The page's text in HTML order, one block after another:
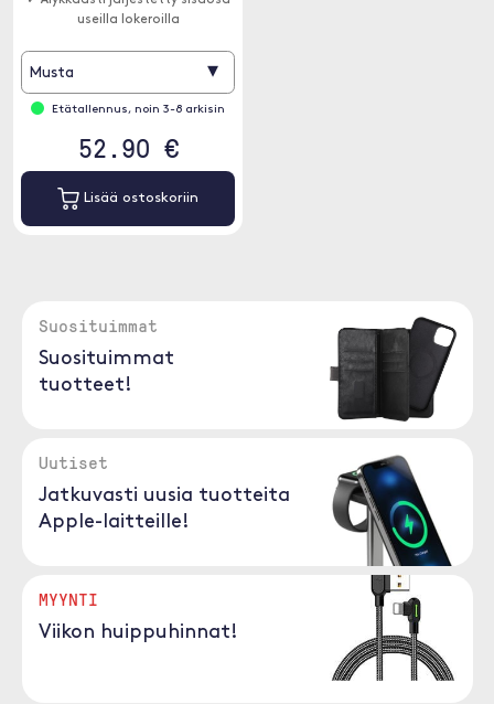
useilla lokeroilla
Musta ▾
Etätallennus, noin 3-8 arkisin
52.90 €
Lisää ostoskoriin
Suosituimmat
Suosituimmat
tuotteet!
Uutiset
Jatkuvasti uusia tuotteita
Apple-laitteille!
MYYNTI
Viikon huippuhinnat!